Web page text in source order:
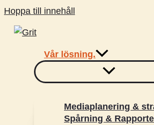
Hoppa till innehåll
Vår lösning.
Mediaplanering &
Spårning &